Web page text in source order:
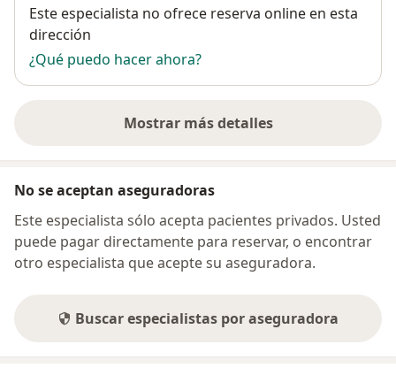
Disponibilidad
Este especialista no ofrece reserva online en esta
dirección
¿Qué puedo hacer ahora?
Mostrar más detalles
sobre la dirección
No se aceptan aseguradoras
Este especialista sólo acepta pacientes privados. Usted
puede pagar directamente para reservar, o encontrar
otro especialista que acepte su aseguradora.
Buscar especialistas por aseguradora